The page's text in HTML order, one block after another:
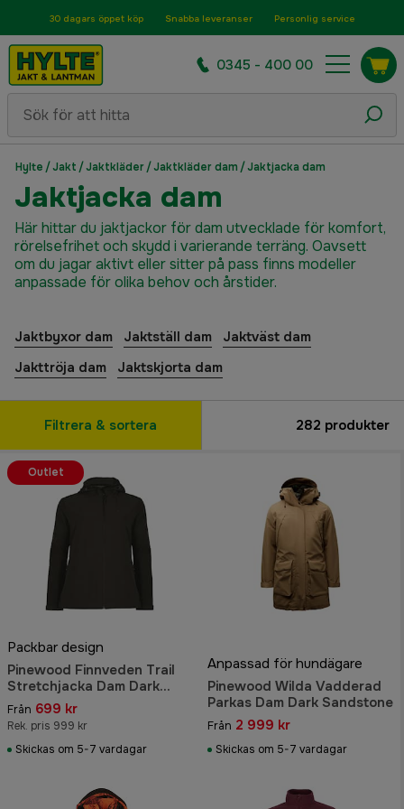
30 dagars öppet köp Snabba leveranser Personlig service
0345 - 400 00
Hylte /Jakt /Jaktkläder/Jaktkläder dam /Jaktjacka dam
Jaktjacka dam
Här hittar du jaktjackor för dam utvecklade för komfort,
rörelsefrihet och skydd i varierande terräng. Oavsett
om du jagar aktivt eller sitter på pass finns modeller
anpassade för olika behov och årstider.
Jaktbyxor dam Jaktställ dam
Jaktväst dam
Jakttröja dam
Jaktskjorta dam
Filtrera & sortera 282 produkter
Packbar design
Pinewood Finnveden Trail
Stretchjacka Dam Dark
Green
Från 699 kr
Rek. pris 999 kr
Skickas om 5-7 vardagar
Outlet
Anpassad för hundägare
Pinewood Wilda Vadderad
Parkas Dam Dark Sandstone
Från 2 999 kr
Skickas om 5-7 vardagar